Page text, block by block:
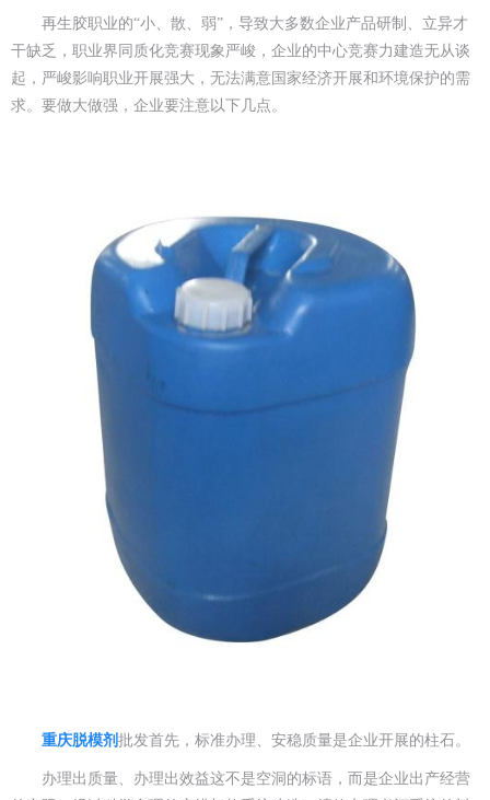
再生胶职业的“小、散、弱”，导致大多数企业产品研制、立异才
干缺乏，职业界同质化竞赛现象严峻，企业的中心竞赛力建造无从谈
起，严峻影响职业开展强大，无法满意国家经济开展和环境保护的需
求。要做大做强，企业要注意以下几点。
重庆脱模剂 批发首先，标准办理、安稳质量是企业开展的柱石。
办理出质量、办理出效益这不是空洞的标语，而是企业出产经营